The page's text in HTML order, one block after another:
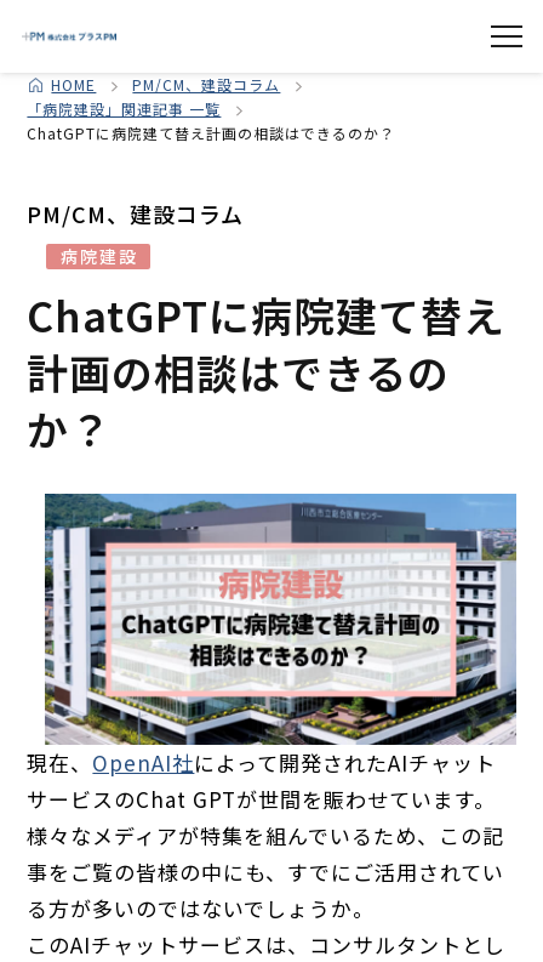
HOME
PM/CM、建設コラム
「病院建設」関連記事 一覧
ChatGPTに病院建て替え計画の相談はできるのか？
PM/CM、建設コラム
病院建設
ChatGPTに病院建て替え
計画の相談はできるの
か？
現在、 OpenAI社によって開発されたAIチャット
サービスのChat GPTが世間を賑わせています。
様々なメディアが特集を組んでいるため、この記
事をご覧の皆様の中にも、すでにご活用されてい
る方が多いのではないでしょうか。
このAIチャットサービスは、コンサルタントとし